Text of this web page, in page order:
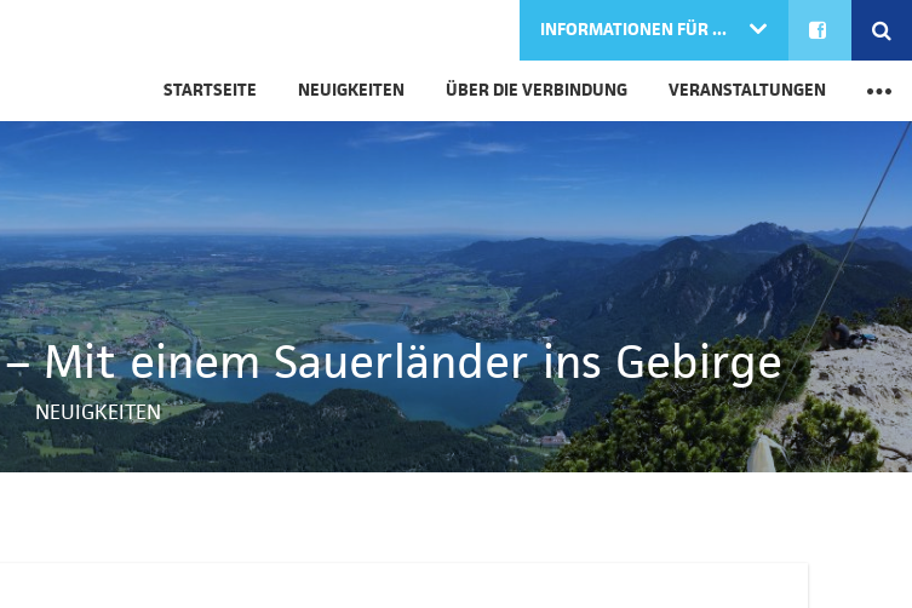
INFORMATIONEN FÜR ... FACEBOOK
STARTSEITE NEUIGKEITEN ÜBER DIE VERBINDUNG VERANSTALTUNGEN
Mit einem Sauerländer ins Gebirge
NEUIGKEITEN